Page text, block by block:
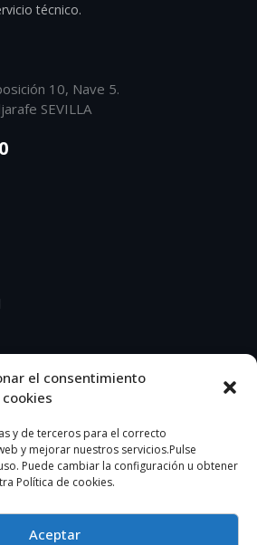
el consentimiento
y de terceros para el correcto
y mejorar nuestros servicios.Pulse
Puede cambiar la configuración u obtener
Política de cookies.
Aceptar
técnico.
10, Nave 5.
SEVILLA
sociales